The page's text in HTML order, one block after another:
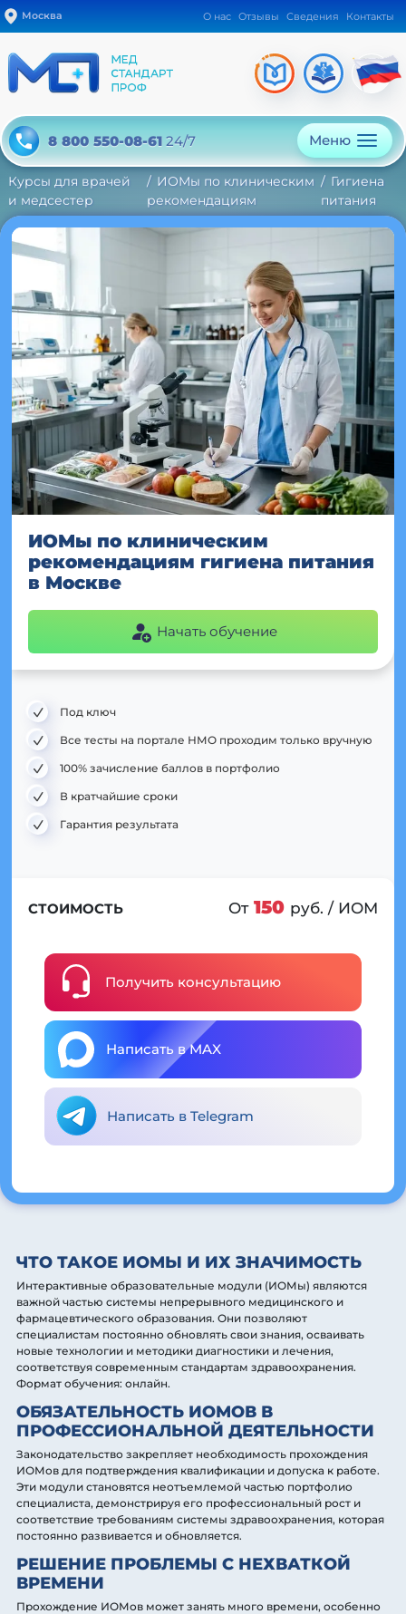
Москва О нас Отзывы Сведения Контакты
8 800 550-08-61 24/7 Меню
Курсы для врачей
и медсестер
ИОМы по клиническим
рекомендациям
Гигиена
питания
ИОМы по клиническим
рекомендациям гигиена питания
в Москве
Начать обучение
Под ключ
Все тесты на портале НМО проходим только вручную
100% зачисление баллов в портфолио
В кратчайшие сроки
Гарантия результата
СТОИМОСТЬ От 150 руб. / ИОМ
Получить консультацию
Написать в MAX
Написать в Telegram
ЧТО ТАКОЕ ИОМЫ И ИХ ЗНАЧИМОСТЬ
Интерактивные образовательные модули (ИОМы) являются
важной частью системы непрерывного медицинского и
фармацевтического образования. Они позволяют
специалистам постоянно обновлять свои знания, осваивать
новые технологии и методики диагностики и лечения,
соответствуя современным стандартам здравоохранения.
Формат обучения: онлайн.
ОБЯЗАТЕЛЬНОСТЬ ИОМОВ В
ПРОФЕССИОНАЛЬНОЙ ДЕЯТЕЛЬНОСТИ
Законодательство закрепляет необходимость прохождения
ИОМов для подтверждения квалификации и допуска к работе.
Эти модули становятся неотъемлемой частью портфолио
специалиста, демонстрируя его профессиональный рост и
соответствие требованиям системы здравоохранения, которая
постоянно развивается и обновляется.
РЕШЕНИЕ ПРОБЛЕМЫ С НЕХВАТКОЙ
ВРЕМЕНИ
Прохождение ИОМов может занять много времени, особенно